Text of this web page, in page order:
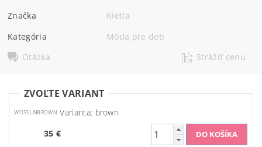
Značka
Kietla
Kategória
Móda pre deti
Otázka
Strážiť cenu
ZVOĽTE VARIANT
WO5SUNBROWN Varianta: brown
35 €